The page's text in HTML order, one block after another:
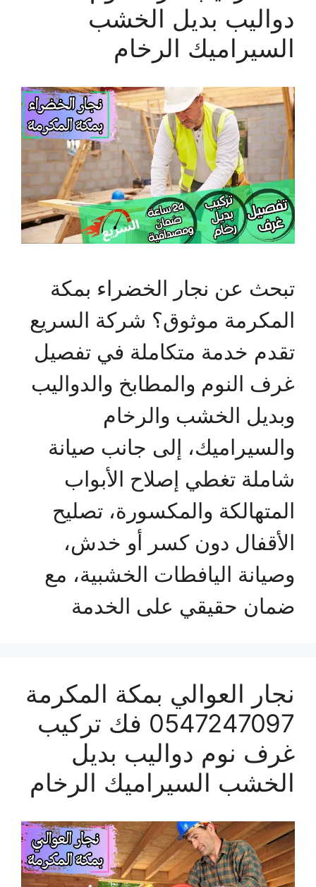
دواليب بديل الخشب
السيراميك الرخام
تبحث عن نجار الخضراء بمكة
المكرمة موثوق؟ شركة السريع
تقدم خدمة متكاملة في تفصيل
غرف النوم والمطابخ والدواليب
وبديل الخشب والرخام
والسيراميك، إلى جانب صيانة
شاملة تغطي إصلاح الأبواب
المتهالكة والمكسورة، تصليح
الأقفال دون كسر أو خدش،
وصيانة اليافطات الخشبية، مع
ضمان حقيقي على الخدمة
نجار العوالي بمكة المكرمة
0547247097 فك تركيب
غرف نوم دواليب بديل
الخشب السيراميك الرخام